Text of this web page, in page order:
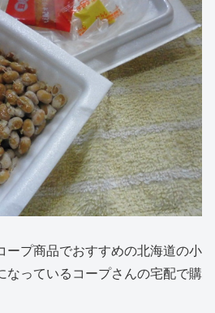
ープ商品でおすすめの北海道の小
なっているコープさんの宅配で購